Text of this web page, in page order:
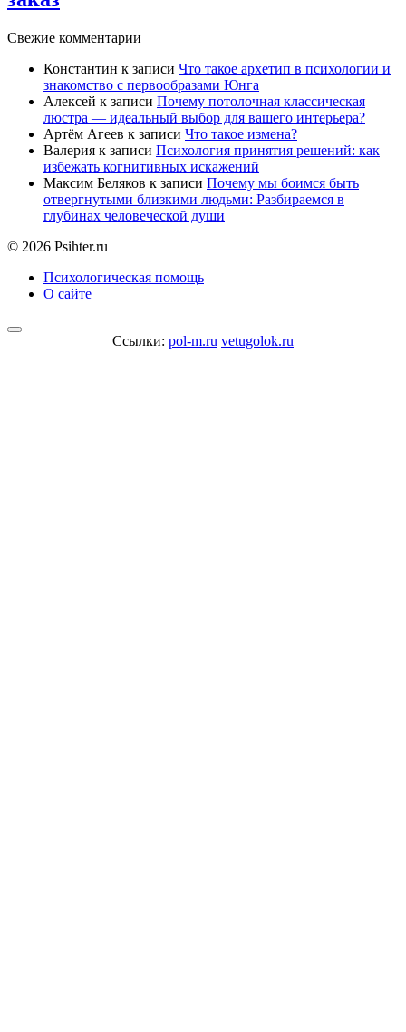
Свежие комментарии
Константин к записи Что такое архетип в психологии и
знакомство с первообразами Юнга
Алексей к записи Почему потолочная классическая
люстра — идеальный выбор для вашего интерьера?
Артём Агеев к записи Что такое измена?
Валерия к записи Психология принятия решений: как
избежать когнитивных искажений
Максим Беляков к записи Почему мы боимся быть
отвергнутыми близкими людьми: Разбираемся в
глубинах человеческой души
© 2026 Psihter.ru
Психологическая помощь
О сайте
Ссылки: pol-m.ru vetugolok.ru